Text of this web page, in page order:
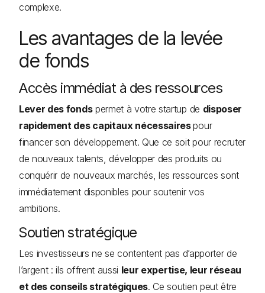
complexe.
Les avantages de la levée
de fonds
Accès immédiat à des ressources
Lever des fondspermet à votre startup de disposer
rapidement des capitaux nécessairespour
financer son développement. Que ce soit pour recruter
de nouveaux talents, développer des produits ou
conquérir de nouveaux marchés, les ressources sont
immédiatement disponibles pour soutenir vos
ambitions.
Soutien stratégique
Les investisseurs ne se contentent pas d’apporter de
l’argent : ils offrent aussi leur expertise, leur réseau
et des conseils stratégiques. Ce soutien peut être